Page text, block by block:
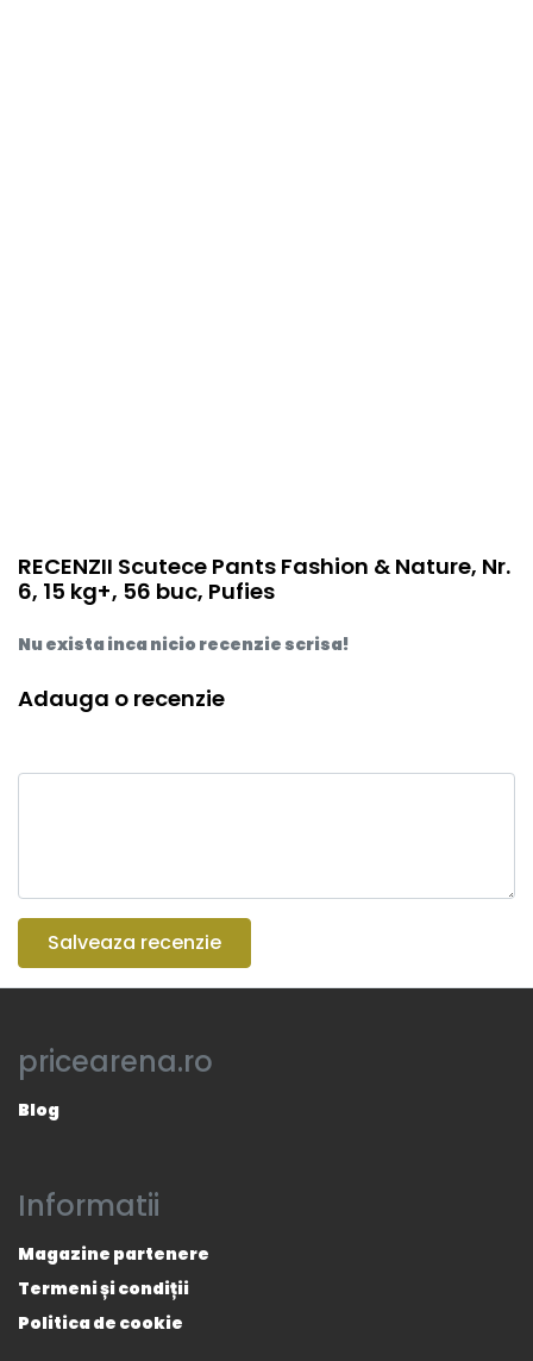
RECENZII Scutece Pants Fashion & Nature, Nr.
6, 15 kg+, 56 buc, Pufies
Nu exista inca nicio recenzie scrisa!
Adauga o recenzie
Salveaza recenzie
pricearena.ro
Blog
Informatii
Magazine partenere
Termeni și condiții
Politica de cookie